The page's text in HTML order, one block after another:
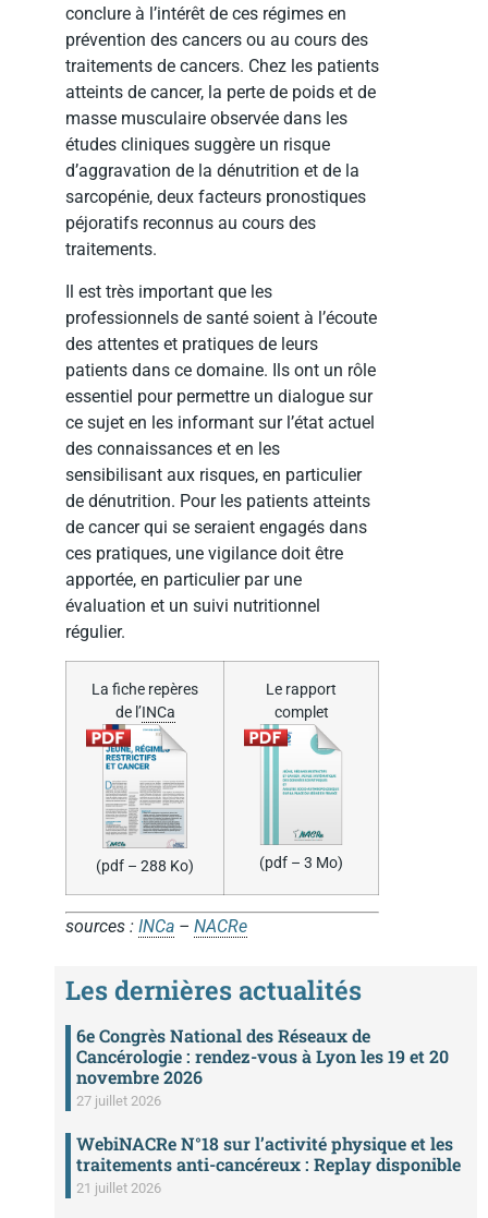
conclure à l’intérêt de ces régimes en
prévention des cancers ou au cours des
traitements de cancers. Chez les patients
atteints de cancer, la perte de poids et de
masse musculaire observée dans les
études cliniques suggère un risque
d’aggravation de la dénutrition et de la
sarcopénie, deux facteurs pronostiques
péjoratifs reconnus au cours des
traitements.
Il est très important que les
professionnels de santé soient à l’écoute
des attentes et pratiques de leurs
patients dans ce domaine. Ils ont un rôle
essentiel pour permettre un dialogue sur
ce sujet en les informant sur l’état actuel
des connaissances et en les
sensibilisant aux risques, en particulier
de dénutrition. Pour les patients atteints
de cancer qui se seraient engagés dans
ces pratiques, une vigilance doit être
apportée, en particulier par une
évaluation et un suivi nutritionnel
régulier.
La fiche repères
de l’INCa
(pdf – 288 Ko)
Le rapport
complet
(pdf – 3 Mo)
sources : INCa – NACRe
Les dernières actualités
6e Congrès National des Réseaux de
Cancérologie : rendez-vous à Lyon les 19 et 20
novembre 2026
27 juillet 2026
WebiNACRe N°18 sur l’activité physique et les
traitements anti-cancéreux : Replay disponible
21 juillet 2026